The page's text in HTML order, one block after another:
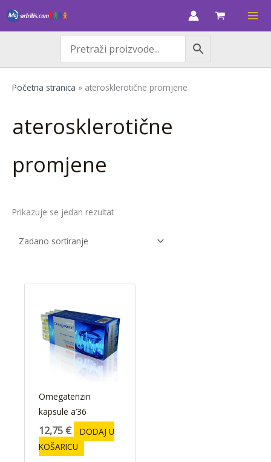
Skip
to
M
i
j
n
a
k
s
i
e
n
Početna stranica » aterosklerotične promjene
aterosklerotične
promjene
Prikazuje se jedan rezultat
Omegatenzin
kapsule a’36
12,75 €
DODAJ U
KOŠARICU